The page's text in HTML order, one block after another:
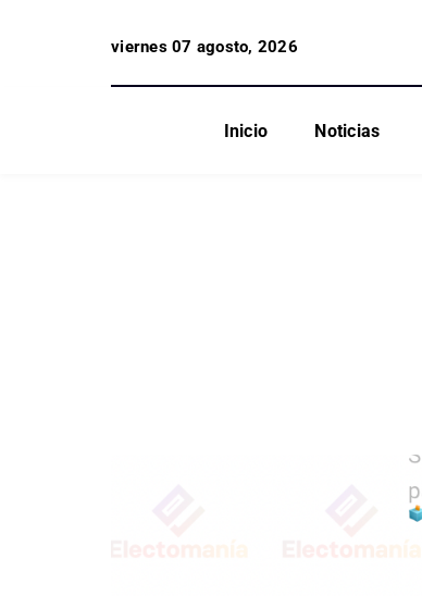
viernes 07 agosto, 2026
Inicio Noticias